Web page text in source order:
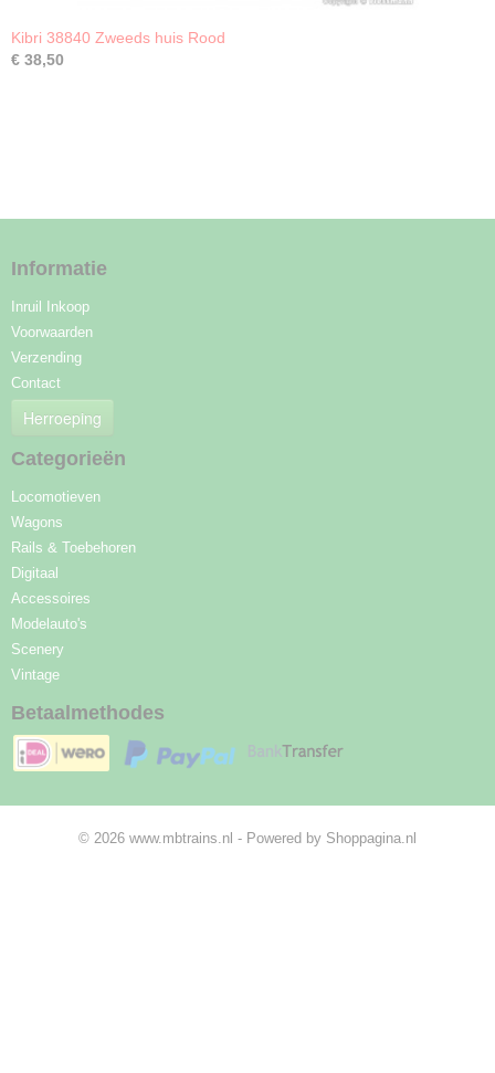
Kibri 38840 Zweeds huis Rood
€ 38,50
Informatie
Inruil Inkoop
Voorwaarden
Verzending
Contact
Herroeping
Categorieën
Locomotieven
Wagons
Rails & Toebehoren
Digitaal
Accessoires
Modelauto's
Scenery
Vintage
Betaalmethodes
© 2026 www.mbtrains.nl - Powered by Shoppagina.nl